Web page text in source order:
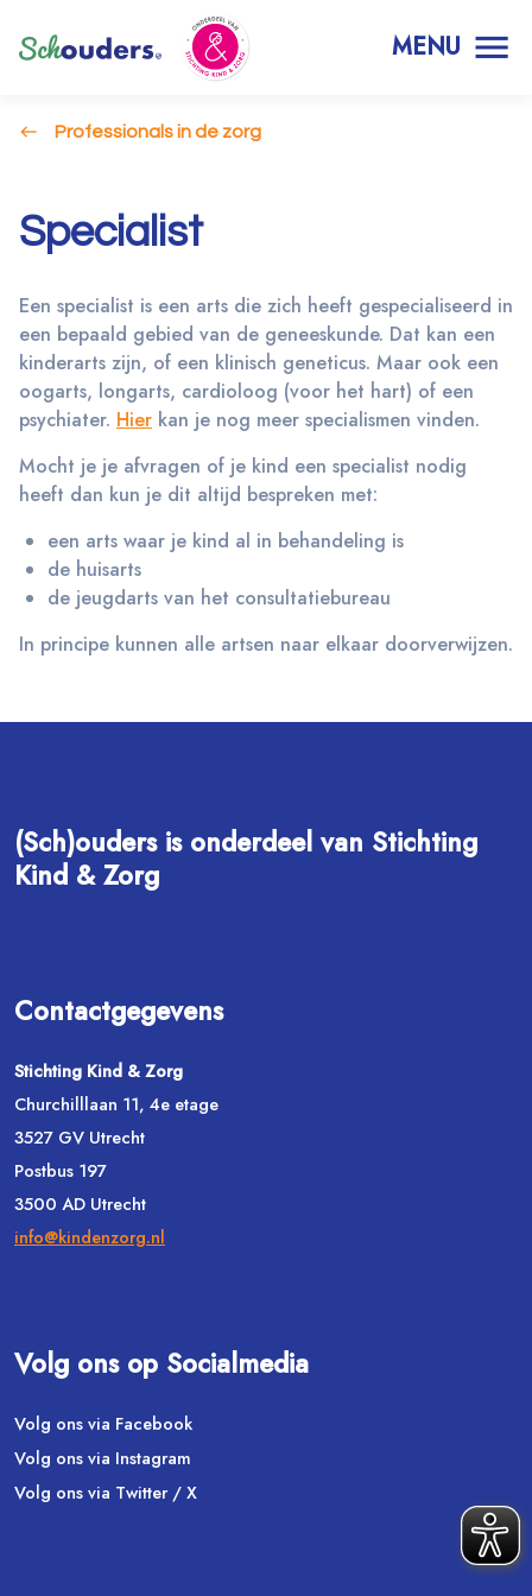
MENU
Professionals in de zorg
Specialist
Een specialist is een arts die zich heeft gespecialiseerd in
een bepaald gebied van de geneeskunde. Dat kan een
kinderarts zijn, of een klinisch geneticus. Maar ook een
oogarts, longarts, cardioloog (voor het hart) of een
psychiater. Hier kan je nog meer specialismen vinden.
Mocht je je afvragen of je kind een specialist nodig
heeft dan kun je dit altijd bespreken met:
een arts waar je kind al in behandeling is
de huisarts
de jeugdarts van het consultatiebureau
In principe kunnen alle artsen naar elkaar doorverwijzen.
(Sch)ouders is onderdeel van Stichting
Kind & Zorg
Contactgegevens
Stichting Kind & Zorg
Churchilllaan 11, 4e etage
3527 GV Utrecht
Postbus 197
3500 AD Utrecht
info@kindenzorg.nl
Volg ons op Socialmedia
Volg ons via Facebook
Volg ons via Instagram
Volg ons via Twitter / X